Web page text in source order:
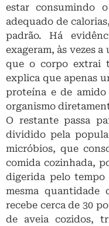
estar consumindo
adequado de
padrão. Há
exageram, às vezes
que o corpo extrai
explica que apenas
proteína e de
organismo
O restante passa
dividido pela
micróbios, que
comida cozinhada,
digerida pelo
mesma quantidade
recebe cerca de 30
de aveia cozidos,